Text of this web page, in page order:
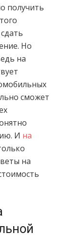
получить
Но
на
сможет
И на
на